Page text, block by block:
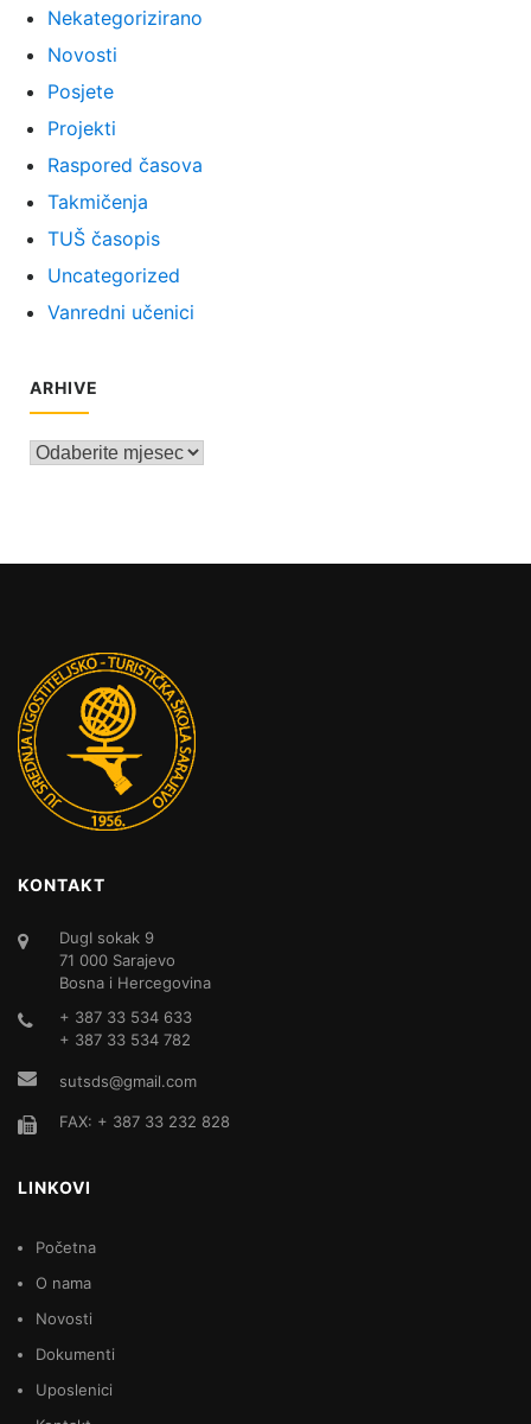
Nekategorizirano
Novosti
Posjete
Projekti
Raspored časova
Takmičenja
TUŠ časopis
Uncategorized
Vanredni učenici
ARHIVE
Arhive
KONTAKT
DugI sokak 9
71 000 Sarajevo
Bosna i Hercegovina
+ 387 33 534 633
+ 387 33 534 782
sutsds@gmail.com
FAX: + 387 33 232 828
LINKOVI
Početna
O nama
Novosti
Dokumenti
Uposlenici